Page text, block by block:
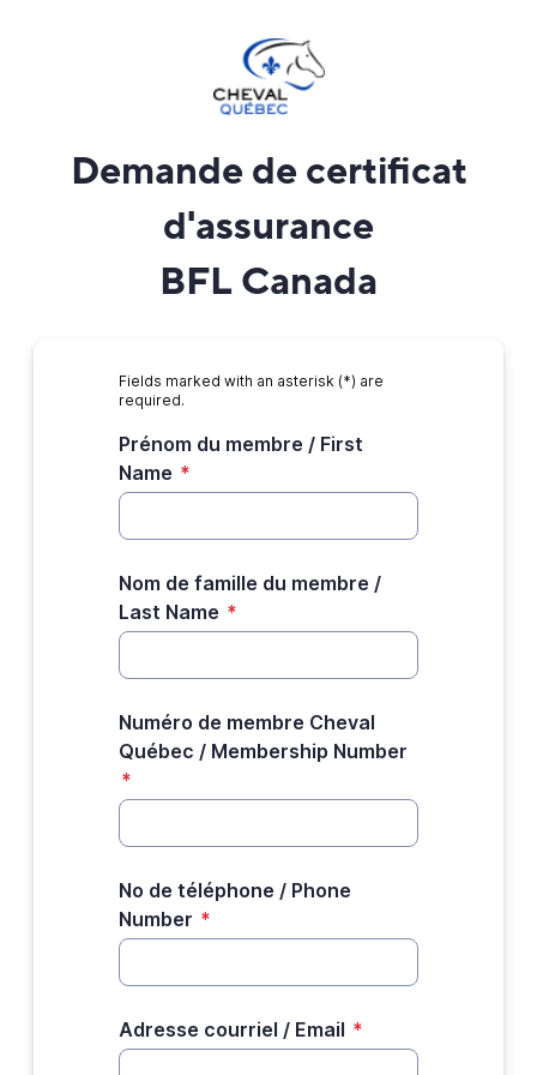
Demande de certificat
d'assurance
BFL Canada
Fields marked with an asterisk (*) are
required.
Prénom du membre / First
Name *
Nom de famille du membre /
Last Name *
Numéro de membre Cheval
Québec / Membership Number
*
No de téléphone / Phone
Number *
Adresse courriel / Email *